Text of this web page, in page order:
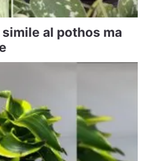
al pothos ma